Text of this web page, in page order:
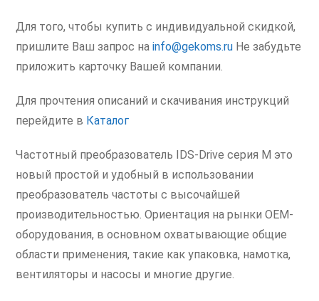
Для того, чтобы купить с индивидуальной скидкой,
пришлите Ваш запрос наinfo@gekoms.ru Не забудьте
приложить карточку Вашей компании.
Для прочтения описаний и скачивания инструкций
перейдите в Каталог
Частотный преобразователь IDS-Drive серия M это
новый простой и удобный в использовании
преобразователь частоты с высочайшей
производительностью. Ориентация на рынки OEM-
оборудования, в основном охватывающие общие
области применения, такие как упаковка, намотка,
вентиляторы и насосы и многие другие.